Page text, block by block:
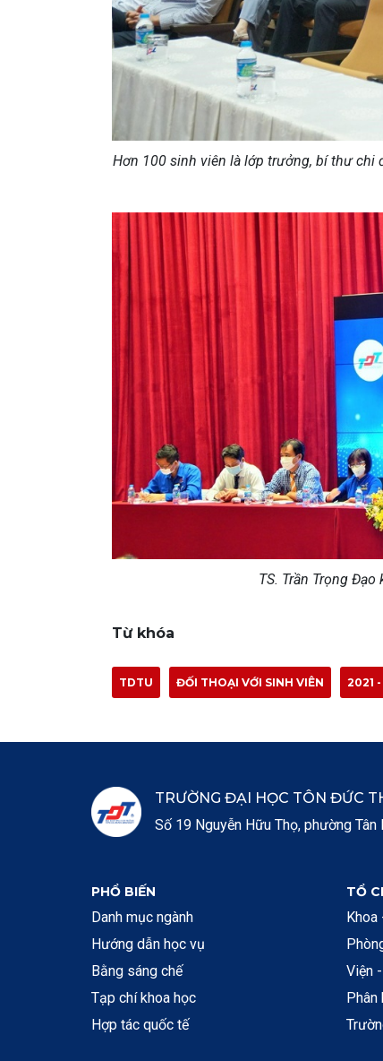
Hơn 100 sinh viên là lớp trưởng, bí thư chi
TS. Trần Trọng
Từ khóa
TDTU ĐỐI THOẠI VỚI SINH VIÊN 2021
TRƯỜNG ĐẠI HỌC TÔN ĐỨC
Số 19 Nguyễn Hữu Thọ, phường Tân
PHỔ BIẾN
Danh mục ngành
Hướng dẫn học vụ
Bằng sáng chế
Tạp chí khoa học
Hợp tác quốc tế
TỔ
Khoa
Viện
Phân